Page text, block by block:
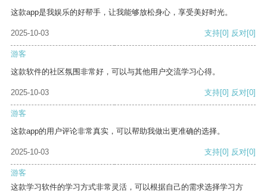
这款app是我娱乐的好帮手，让我能够放松身心，享受美好时光。
2025-10-03 支持[0] 反对[0]
游客
这款软件的社区氛围非常好，可以与其他用户交流学习心得。
2025-10-03 支持[0] 反对[0]
游客
这款app的用户评论非常真实，可以帮助我做出更准确的选择。
2025-10-03 支持[0] 反对[0]
游客
这款学习软件的学习方式非常灵活，可以根据自己的需求选择学习方